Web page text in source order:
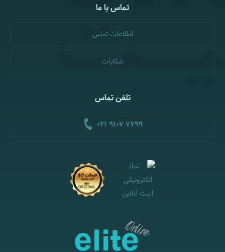
تماس با ما
اطلاعات تماس
شکایات
تلفن تماس
021 9107 7799